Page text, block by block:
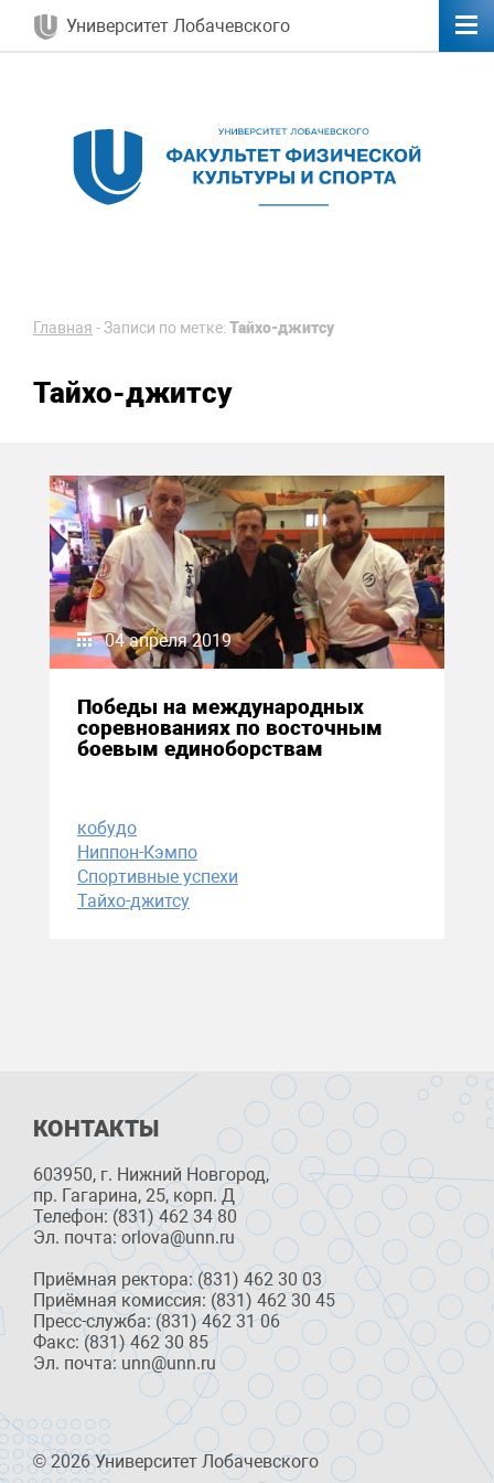
Университет Лобачевского
Главная -Записи по метке: Тайхо-джитсу
Тайхо-джитсу
04 апреля 2019
Победы на международных
соревнованиях по восточным
боевым единоборствам
кобудо
Ниппон-Кэмпо
Спортивные успехи
Тайхо-джитсу
КОНТАКТЫ
603950, г. Нижний Новгород,
пр. Гагарина, 25, корп. Д
Телефон: (831) 462 34 80
Эл. почта: orlova@unn.ru
Приёмная ректора: (831) 462 30 03
Приёмная комиссия: (831) 462 30 45
Пресс-служба: (831) 462 31 06
Факс: (831) 462 30 85
Эл. почта: unn@unn.ru
© 2026 Университет Лобачевского